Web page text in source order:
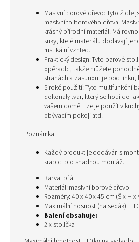
Masivní borové dřevo: Tyto židle
masivního borového dřeva.
krásný přírodní materiál. Má
suky, které materiálu dodávají
rustikální vzhled.
Praktický design: Tyto barové
opěradlo, takže můžete
stranách a zasunout je pod linku,
Široké použití: Tyto multifunkční
dokonalý tvar, který se hodí do
vašem domě. Lze je použít v
obývacím pokoji atd.
Poznámka:
Každý produkt je dodáván s
krabici pro snadnou montáž.
Barva: bílá
Materiál: masivní borové dřevo
Rozměry: 40 x 40 x 45 cm (Š x H x
Maximální nosnost (na sedák):
Balení obsahuje:
2 x stolička